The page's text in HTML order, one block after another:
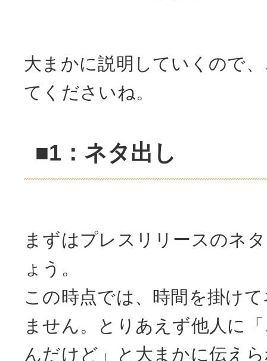
大まかに説明していくので
てくださいね。
■1：ネタ出し
まずはプレスリリースのネ
ょう。
この時点では、時間を掛け
ません。とりあえず他人に
んだけど」と大まかに伝え